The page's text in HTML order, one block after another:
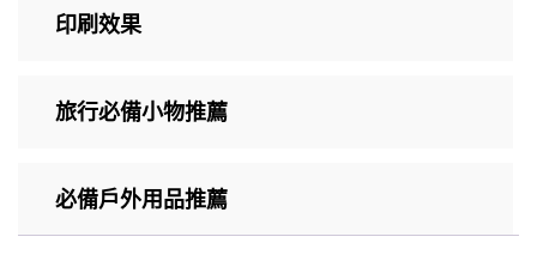
印刷效果
旅行必備小物推薦
必備戶外用品推薦